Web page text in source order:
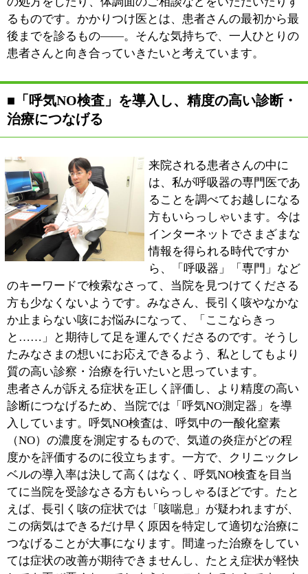
私は現在、葛飾区のレントゲン読影委員を務めておりま
すが、葛飾区では健康診断の中でも特にレントゲン写真
の読影に力を入れています。一般に、レントゲン写真は
患者さんの主治医が一人でチェックを行うものですが、
葛飾区ではこれにプラスしてレントゲン読影委員がダブ
スタートする6月に入ると当院にも多くの患者さんが来
院され、レントゲン検査を受けられます。私は患者さん
の主治医であると同時に、医師会から選定されたレント
ゲン読影委員として、小さな異変を見落とすことがない
よう心がけています。
（COPD）、結核であったり、さまざまな病気を見つけ
出すことが可能です。どんな病気も同じですが、呼吸器
の病気も早期発見・早期治療が大事です。特に、早期の
肺がんは自覚症状に乏しく、健康診断や人間ドックをき
っかけに見つかることも少なくありません。地域のみな
さまにはぜひ、定期的な健診を心がけていただきたいで
すし、私としてもみなさまのQOLの維持・向上を目指し
て精一杯力を尽くしたいと思います。
■これから受診される患者様へ
『たなかがく内科クリニック』は「新小岩駅」から歩い
て10分ほどの場所にあります。
病気は早期発見・早期治療が大事であるとお話しました
が、それと同時に適切な治療を行うことも大切です。た
とえば、息切れが強く外出もままならない肺気腫
（COPD）の患者さんも、在宅酸素療法によって再び外
出が可能になります。また、睡眠時無呼吸症候群の患者
さんについても適切な治療を行うことにより、QOLの向
上が期待できるのです。たとえ病気があっても、病気と
ともにより良い人生を送れるよう、このクリニックを上
手に活用していただきたいと思います。また、私は日本
医師会が認定する産業医でもあり、労働者の健康管理に
も携わっています。クリニックでの診療に加え企業の健
康診断などにも携わることで、より広く地域に役立つこ
とができれば嬉しく思います。何か気になること・お困
りのことがありましたら、いつでもお気軽にご相談くだ
さい。
※上記記事は2021年12月に取材したものです。
時間の経過による変化があることをご了承ください。